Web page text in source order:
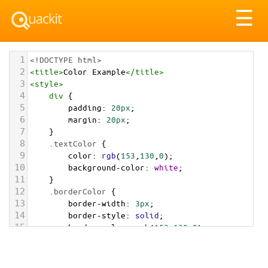
☰
1 <!DOCTYPE html>
2 <title>Color Example</title>
3 <style>
4 div {
5 padding: 20px;
6 margin: 20px;
7 }
8 .textColor {
9 color: rgb(153 130 0);
10 background-color: white;
11 }
12 .borderColor {
13 border-width: 3px;
14 border-style: solid;
15 border-color: rgb(153,130,0);